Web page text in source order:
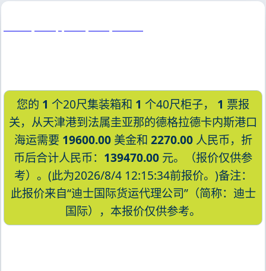
您的 1 个20尺集装箱和 1 个40尺柜子， 1 票报
关，从天津港到法属圭亚那的德格拉德卡内斯港口
海运需要 19600.00美金和 2270.00人民币，折
币后合计人民币： 139470.00 元。（报价仅供参
考）。(此为2026/8/4 12:15:34前报价。)备注：
此报价来自“迪士国际货运代理公司”（简称：迪士
国际），本报价仅供参考。